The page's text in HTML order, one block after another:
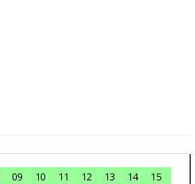
09 10 11 12 13 14
15